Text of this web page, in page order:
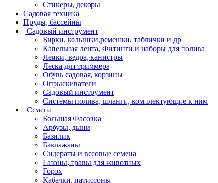
Стикеры, декоры
Садовая техника
Пруды, бассейны
Садовый инструмент
Бирки, колышки,ремешки, таблички и др.
Капельная лента, Фитинги и наборы для полива
Лейки, ведра, канистры
Леска для триммера
Обувь садовая, корзины
Опрыскиватели
Садовый инструмент
Системы полива, шланги, комплектующие к ним
Семена
Большая Фасовка
Арбузы, дыни
Базилик
Баклажаны
Сидераты и весовые семена
Газоны, травы для животных
Горох
Кабачки, патиссоны